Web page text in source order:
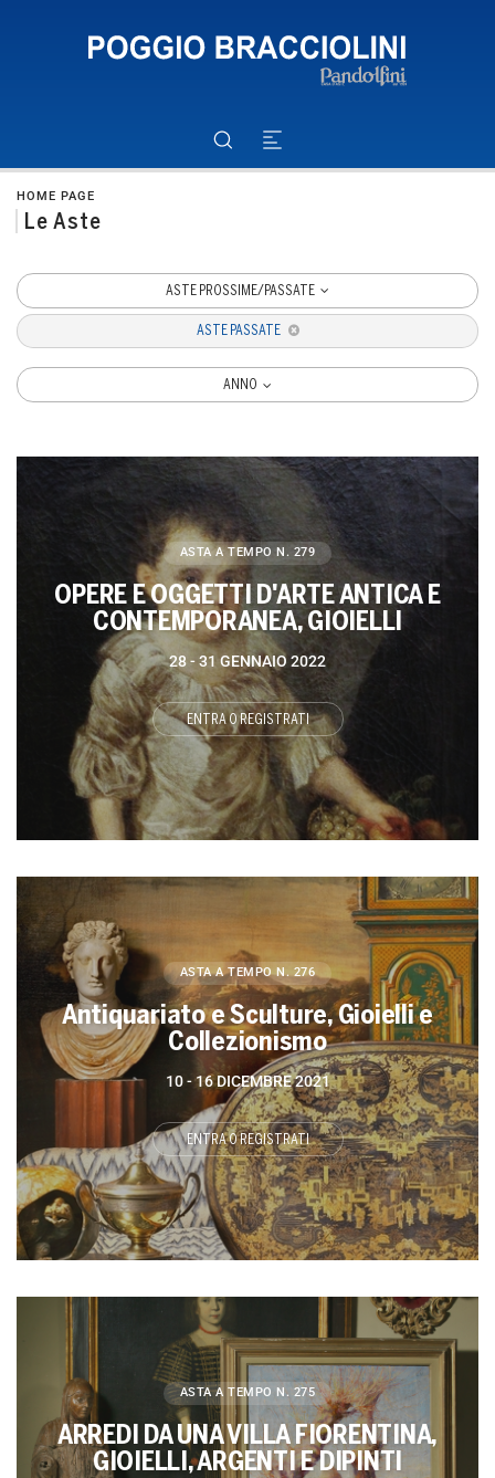
HOME PAGE
Le Aste
ASTE PROSSIME/PASSATE
ASTE PASSATE
ANNO
ASTA A TEMPO N. 279
OPERE E OGGETTI D'ARTE ANTICA E
CONTEMPORANEA, GIOIELLI
28 - 31 GENNAIO 2022
ENTRA O REGISTRATI
ASTA A TEMPON. 276
Antiquariato e Sculture, Gioielli e
Collezionismo
10 -16 DICEMBRE 2021
ENTRA O REGISTRATI
ASTA A TEMPO N. 275
ARREDI DA UNA VILLA FIORENTINA,
GIOIELLI, ARGENTI E DIPINTI